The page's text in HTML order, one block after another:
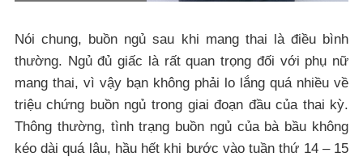
Nói chung, buồn ngủ sau khi mang thai là điều bình
thường. Ngủ đủ giấc là rất quan trọng đối với phụ nữ
mang thai, vì vậy bạn không phải lo lắng quá nhiều về
triệu chứng buồn ngủ trong giai đoạn đầu của thai kỳ.
Thông thường, tình trạng buồn ngủ của bà bầu không
kéo dài quá lâu, hầu hết khi bước vào tuần thứ 14 – 15